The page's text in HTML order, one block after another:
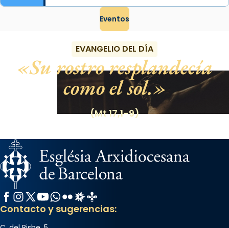
Eventos
EVANGELIO DEL DÍA
Su rostro resplandecía
como el sol.
(Mt 17,1-9)
Facebook
Instagram
X / Twitter
YouTube
WhatsApp
FlickrRadio Estel
Catalunya Cristiana
Contacto y sugerencias: